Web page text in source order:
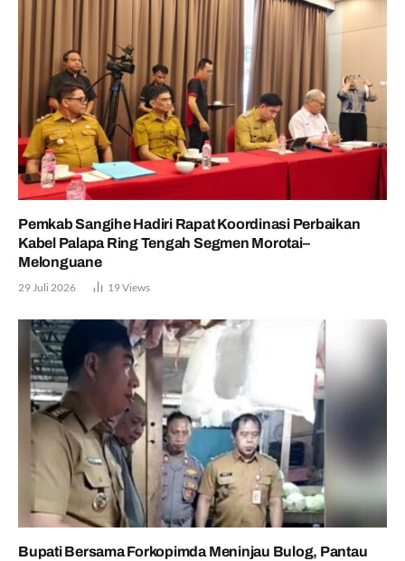
Pemkab Sangihe Hadiri Rapat Koordinasi Perbaikan
Kabel Palapa Ring Tengah Segmen Morotai–
Melonguane
29 Juli 2026 19Views
Bupati Bersama Forkopimda Meninjau Bulog, Pantau